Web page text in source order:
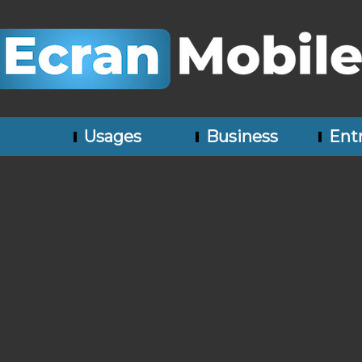
Usages Business